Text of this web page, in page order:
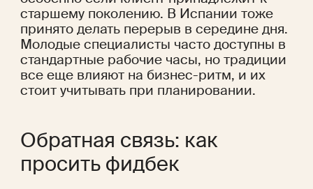
старшему поколению. В Испании тоже
принято делать перерыв в середине дня.
Молодые специалисты часто доступны в
стандартные рабочие часы, но традиции
все еще влияют на бизнес-ритм, и их
стоит учитывать при планировании.
Обратная связь: как
просить фидбек